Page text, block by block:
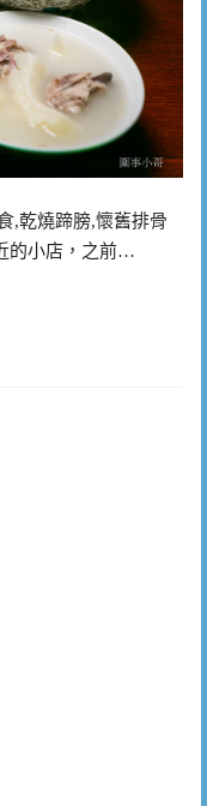
,乾燒蹄膀,懷舊排骨
的小店，之前…